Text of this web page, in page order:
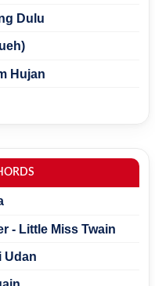
Dulu
Hujan
- Little Miss Twain
Udan